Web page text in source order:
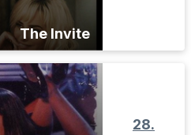
The Invite
28.